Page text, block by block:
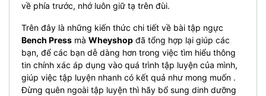
về phía trước, nhớ luôn giữ tạ trên đùi.
Trên đây là những kiến thức chi tiết về bài tập ngực
Bench Press mà Wheyshop đã tổng hợp lại giúp các
bạn, để các bạn dễ dàng hơn trong việc tìm hiểu thông
tin chính xác áp dụng vào quá trình tập luyện của mình,
giúp việc tập luyện nhanh có kết quả như mong muốn .
Đừng quên ngoài tập luyện thì hãy bổ sung dinh dưỡng